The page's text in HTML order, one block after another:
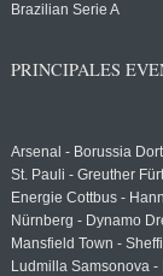
Brazilian Serie A
PRINCIPALES
Arsenal - Borussia
St. Pauli - Greuther
Energie Cottbus -
Nürnberg - Dynamo
Mansfield Town -
Ludmilla Samsonova